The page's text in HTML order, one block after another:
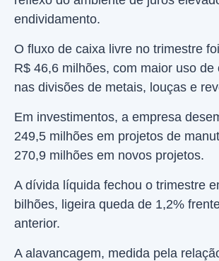
endividamento.
O fluxo de caixa livre no trimestre
R$ 46,6 milhões, com maior uso de
nas divisões de metais, louças e
Em investimentos, a empresa
249,5 milhões em projetos de
270,9 milhões em novos projetos.
A dívida líquida fechou o trimestre
bilhões, ligeira queda de 1,2%
anterior.
A alavancagem, medida pela